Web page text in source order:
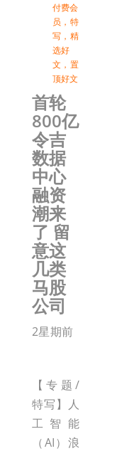
付费会
员 ， 特
写 ， 精
选好
文 ， 置
顶好文
首轮
800亿
令吉
数据
中心
融资
潮来
了 留
意这
几类
马股
公司
2星期前
【专题/
特写】人
工智能
（AI）浪